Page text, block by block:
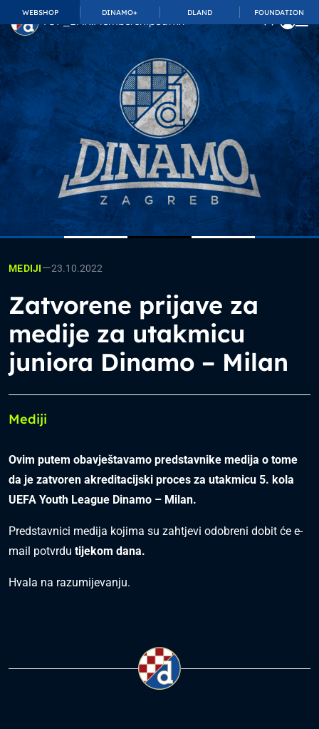
WEBSHOP DINAMO+ DLAND FOUNDATION
TOP_BAR.MembershipSuffix
MEDIJI—23.10.2022
Zatvorene prijave za
medije za utakmicu
juniora Dinamo – Milan
Mediji
Ovim putem obavještavamo predstavnike medija o tome
da je zatvoren akreditacijski proces za utakmicu 5. kola
UEFA Youth League Dinamo – Milan.
Predstavnici medija kojima su zahtjevi odobreni dobit će e-
mail potvrdu tijekom dana.
Hvala na razumijevanju.